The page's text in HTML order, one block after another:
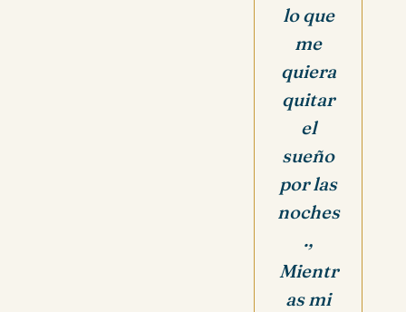
lo que
me
quiera
quitar
el
sueño
por las
noches
.,
Mientr
as mi